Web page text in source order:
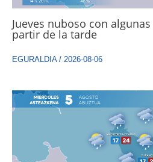
Jueves nuboso con
partir de la tarde
EGURALDIA/ 2026-08-06